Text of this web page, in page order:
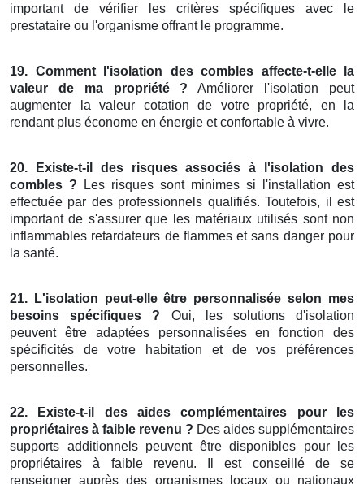
important de vérifier les critères spécifiques avec le
prestataire ou l'organisme offrant le programme.
19. Comment l'isolation des combles affecte-t-elle la
valeur de ma propriété ? Améliorer l'isolation peut
augmenter la valeur cotation de votre propriété, en la
rendant plus économe en énergie et confortable à vivre.
20. Existe-t-il des risques associés à l'isolation des
combles ? Les risques sont minimes si l'installation est
effectuée par des professionnels qualifiés. Toutefois, il est
important de s'assurer que les matériaux utilisés sont non
inflammables retardateurs de flammes et sans danger pour
la santé.
21. L'isolation peut-elle être personnalisée selon mes
besoins spécifiques ? Oui, les solutions d'isolation
peuvent être adaptées personnalisées en fonction des
spécificités de votre habitation et de vos préférences
personnelles.
22. Existe-t-il des aides complémentaires pour les
propriétaires à faible revenu ? Des aides supplémentaires
supports additionnels peuvent être disponibles pour les
propriétaires à faible revenu. Il est conseillé de se
renseigner auprès des organismes locaux ou nationaux